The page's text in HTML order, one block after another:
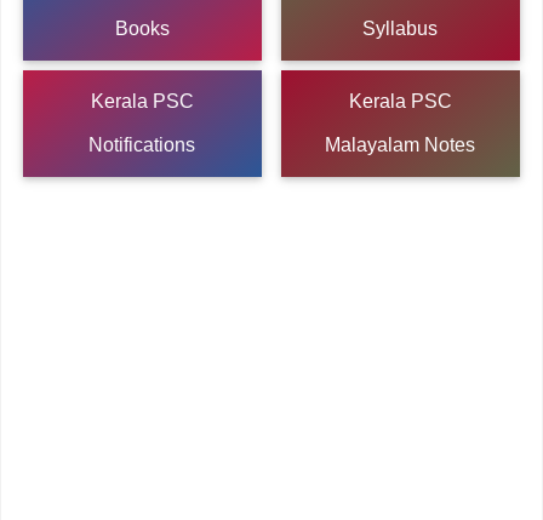
Books Syllabus
Kerala PSC
Notifications
Kerala PSC
Malayalam Notes